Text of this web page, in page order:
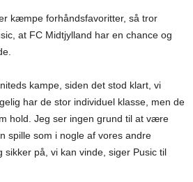
kæmpe forhåndsfavoritter, så tror
at FC Midtjylland har en chance og
kampe, siden det stod klart, vi
har de stor individuel klasse, men de
hold. Jeg ser ingen grund til at være
spille som i nogle af vores andre
på, vi kan vinde, siger Pusic til